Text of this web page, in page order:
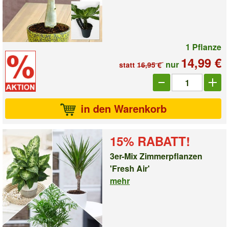
1 Pflanze
statt 16,95 € nur 14,99 €
Anzahl_1007599
in den Warenkorb
15% RABATT!
3er-Mix Zimmerpflanzen
'Fresh Air'
mehr